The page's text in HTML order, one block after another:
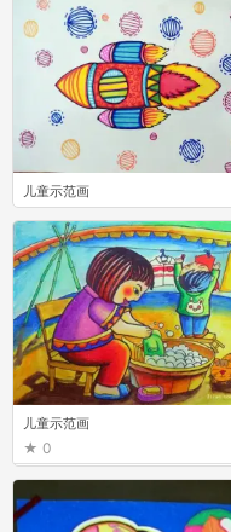
儿童示范画
0
儿童示范画